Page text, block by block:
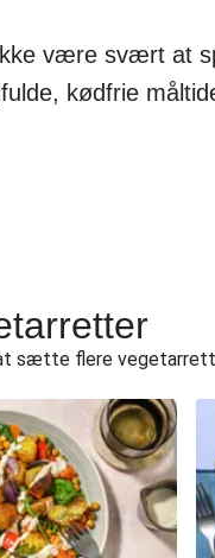
være svært at
kødfrie
sætte flere